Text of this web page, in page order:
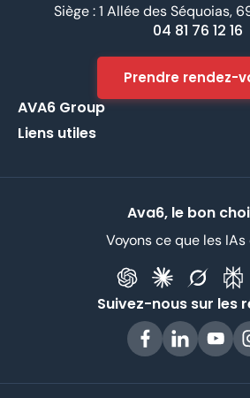
Siège : 1 Allée des Séquoias,
04 81 76 12 16
Prendre rendez-
AVA6 Group
À propos
Liens utiles
Ava6, le bon
Voyons ce que les
Suivez-nous sur les